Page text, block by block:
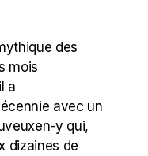
des
mois
a
avec un
y qui,
dizaines de